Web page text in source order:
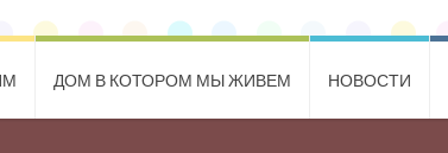
ДОМ В КОТОРОМ МЫ ЖИВЕМ НОВОСТИ